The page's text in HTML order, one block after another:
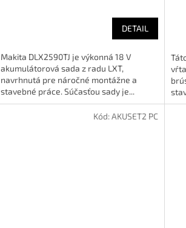
DETAIL
Makita DLX2590TJ je výkonná 18 V
akumulátorová sada z radu LXT,
navrhnutá pre náročné montážne a
stavebné práce. Súčasťou sady je...
Kód:AKUSET2 PC